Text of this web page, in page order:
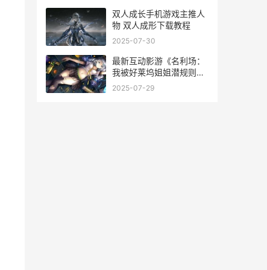
双人成长手机游戏主推人
物 双人成形下载教程
2025-07-30
最新互动影游《名利场：
我被好莱坞姐姐潜规则
了》登陆Steam 最好的互
2025-07-29